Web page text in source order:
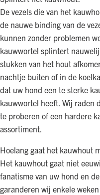
De vezels die van het
de nauwe binding van de
kunnen zonder problemen
kauwwortel splintert
stukken van het hout
nachtje buiten of in de
dat uw hond een te sterke
kauwwortel heeft. Wij raden
te proberen of een hardere
assortiment.
Hoelang gaat het kauwhout
Het kauwhout gaat niet
fanatisme van uw hond en
garanderen wij enkele